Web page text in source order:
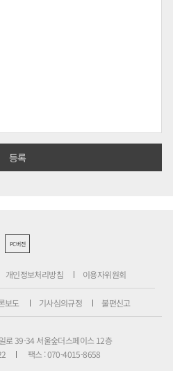
PC버전
개인정보처리방침 이용자위원회
보도 기사심의규정 불편신고
로 39-34 서울숲더스페이스 12층
팩스 : 070-4015-8658